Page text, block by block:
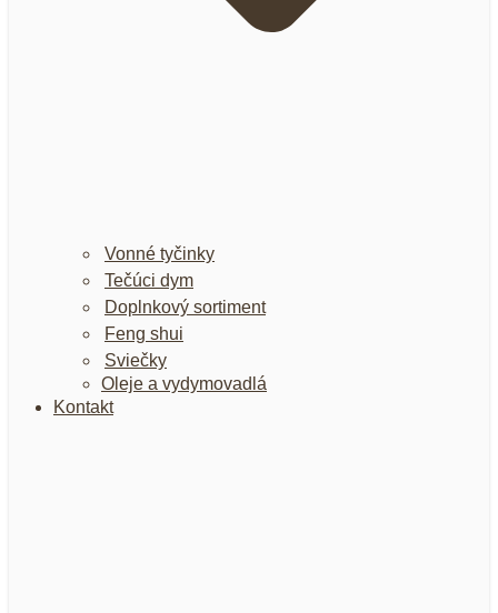
Vonné tyčinky
Tečúci dym
Doplnkový sortiment
Feng shui
Sviečky
Oleje a vydymovadlá
Kontakt